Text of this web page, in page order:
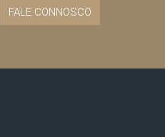
FALE CONNOSCO